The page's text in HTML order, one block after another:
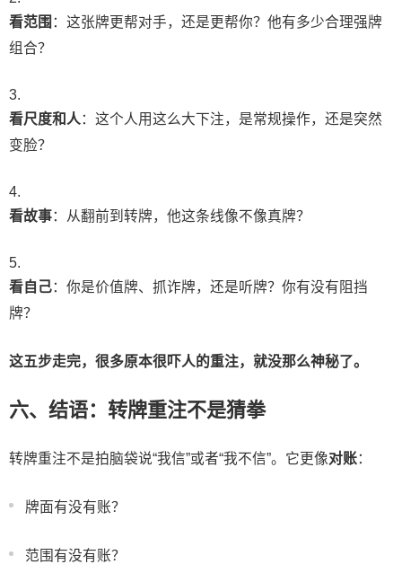
看范围 ：这张牌更帮对手，还是更帮你？他有多少合理强牌
组合？
看尺度和人：这个人用这么大下注，是常规操作，还是突然
变脸？
看故事：从翻前到转牌，他这条线像不像真牌？
看自己：你是价值牌、抓诈牌，还是听牌？你有没有阻挡
牌？
这五步走完，很多原本很吓人的重注，就没那么神秘了。
六、结语：转牌重注不是猜拳
转牌重注不是拍脑袋说“我信”或者“我不信”。它更像对账：
牌面有没有账？
范围有没有账？